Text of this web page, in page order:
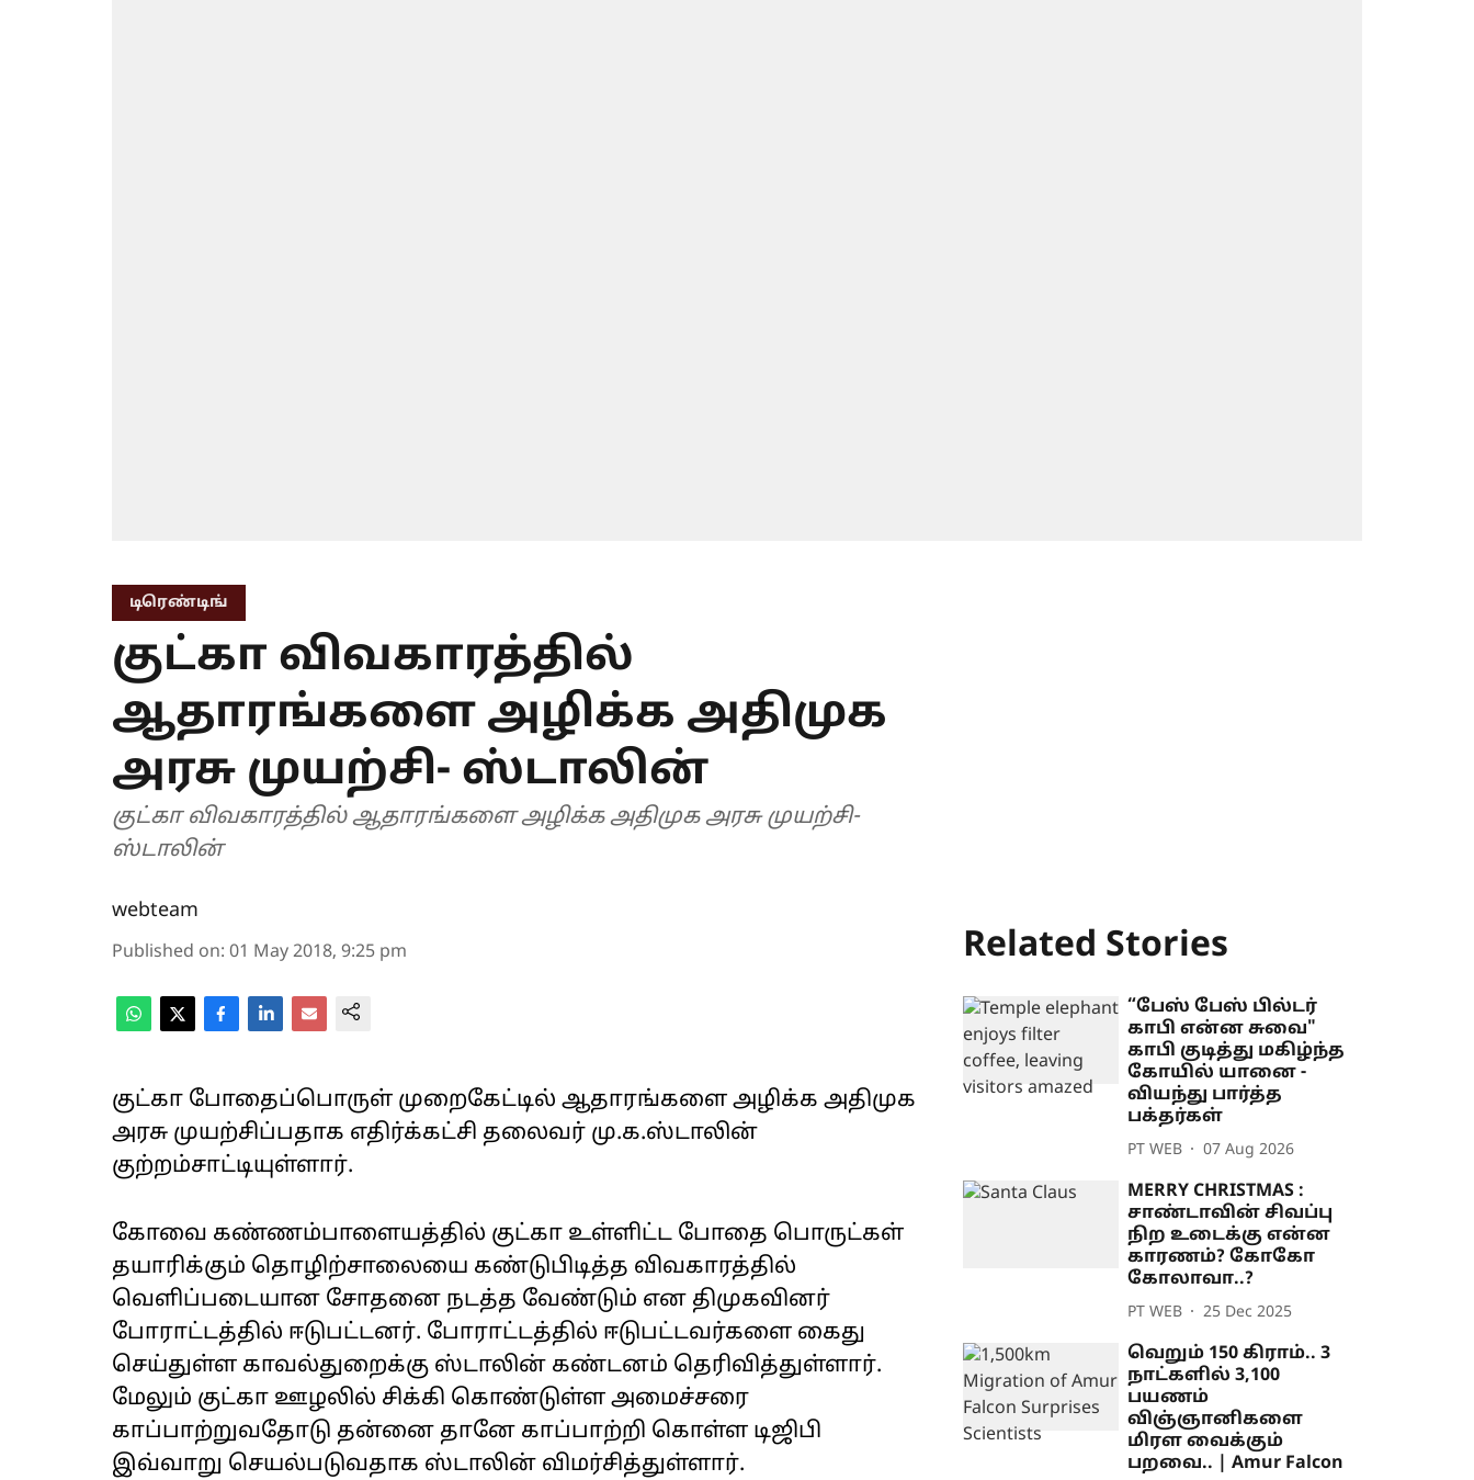
டிரெண்டிங்
குட்கா விவகாரத்தில்
ஆதாரங்களை அழிக்க அதிமுக
அரசு முயற்சி- ஸ்டாலின்
குட்கா விவகாரத்தில் ஆதாரங்களை அழிக்க அதிமுக அரசு முயற்சி-
ஸ்டாலின்
webteam
Published on: 01 May 2018, 9:25 pm
குட்கா போதைப்பொருள் முறைகேட்டில் ஆதாரங்களை அழிக்க அதிமுக
அரசு முயற்சிப்பதாக எதிர்க்கட்சி தலைவர் மு.க.ஸ்டாலின்
குற்றம்சாட்டியுள்ளார்.
கோவை கண்ணம்பாளையத்தில் குட்கா உள்ளிட்ட போதை பொருட்கள்
தயாரிக்கும் தொழிற்சாலையை கண்டுபிடித்த விவகாரத்தில்
வெளிப்படையான சோதனை நடத்த வேண்டும் என திமுகவினர்
போராட்டத்தில் ஈடுபட்டனர். போராட்டத்தில் ஈடுபட்டவர்களை கைது
செய்துள்ள காவல்துறைக்கு ஸ்டாலின் கண்டனம் தெரிவித்துள்ளார்.
மேலும் குட்கா ஊழலில் சிக்கி கொண்டுள்ள அமைச்சரை
காப்பாற்றுவதோடு தன்னை தானே காப்பாற்றி கொள்ள டிஜிபி
இவ்வாறு செயல்படுவதாக ஸ்டாலின் விமர்சித்துள்ளார்.
Related Stories
“பேஸ் பேஸ் பில்டர்
காபி என்ன சுவை"
காபி குடித்து மகிழ்ந்த
கோயில் யானை -
வியந்து பார்த்த
பக்தர்கள்
PT WEB 07 Aug 2026
MERRY CHRISTMAS :
சாண்டாவின் சிவப்பு
நிற உடைக்கு என்ன
காரணம்? கோகோ
கோலாவா..?
PT WEB 25 Dec 2025
வெறும் 150 கிராம்.. 3
நாட்களில் 3,100
பயணம்
விஞ்ஞானிகளை
மிரள வைக்கும்
பறவை.. | Amur Falcon